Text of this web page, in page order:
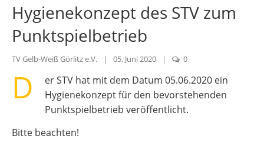
Hygienekonzept des STV zum
Punktspielbetrieb
TV Gelb-Weiß Görlitz e.V. | 05. Juni 2020 | 0
D
er STV hat mit dem Datum 05.06.2020 ein
Hygienekonzept für den bevorstehenden
Punktspielbetrieb veröffentlicht.
Bitte beachten!